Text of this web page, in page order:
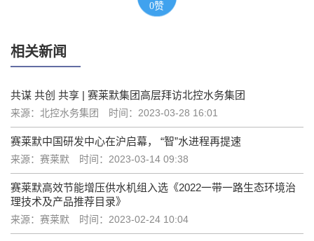
0赞
相关新闻
共谋 共创 共享 | 赛莱默集团高层拜访北控水务集团
来源：北控水务集团 时间：2023-03-28 16:01
赛莱默中国研发中心在沪启幕， “智”水进程再提速
来源：赛莱默 时间：2023-03-14 09:38
赛莱默高效节能增压供水机组入选《2022一带一路生态环境治
理技术及产品推荐目录》
来源：赛莱默 时间：2023-02-24 10:04